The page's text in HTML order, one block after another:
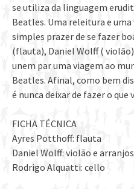
se utiliza da linguagem
Beatles. Uma releitura e
simples prazer de se fazer
(flauta), Daniel Wolff (
unem par uma viagem ao
Beatles. Afinal, como bem
é nunca deixar de fazer o que
FICHA TÉCNICA
Ayres Potthoff: flauta
Daniel Wolff: violão e arranjos
Rodrigo Alquatti: cello